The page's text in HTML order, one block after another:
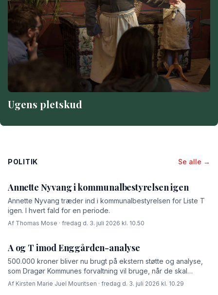
Ugens pletskud
POLITIK Se alle →
Annette Nyvang i kommunalbestyrelsen igen
Annette Nyvang træder ind i kommunalbestyrelsen for Liste T
igen. I hvert fald for en periode.
Af Thomas Mose · fredag d. 3. juli 2026 kl. 10.50
A og T imod Enggården-analyse
500.000 kroner bliver nu brugt på ekstern støtte og analyse,
som Dragør Kommunes forvaltning vil bruge, når de skal
forhandle med OK-fonden om en driftsoverenskomst for
Af Kirsten Marie Juel Mouritsen · fredag d. 3. juli 2026 kl. 10.29